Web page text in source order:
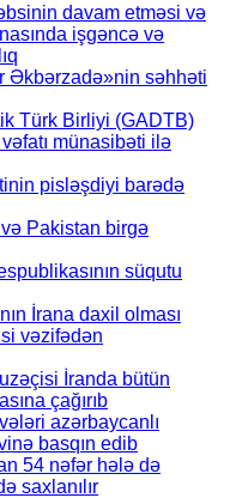
davam etməsi və
işgəncə və
Əkbərzadə»nin səhhəti
Türk Birliyi (GADTB)
münasibəti ilə
pisləşdiyi barədə
Pakistan birgə
süqutu
İrana daxil olması
vəzifədən
İranda bütün
çağırıb
azərbaycanlı
basqın edib
54 nəfər hələ də
saxlanılır